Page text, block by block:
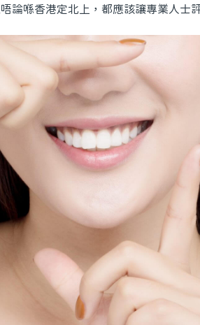
論喺香港定北上，都應該讓專業人士